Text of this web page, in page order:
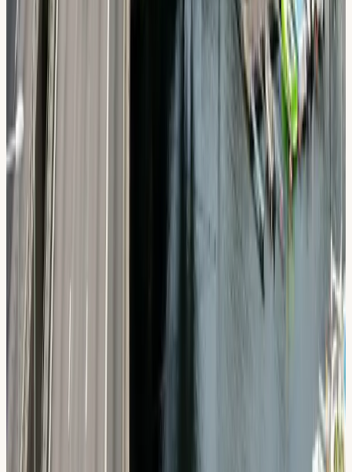
Flemingsberg
Undervisades på arabiska vilket hjälpte enormt. Kände
mig trygg från dag ett.
Amira K.
Älvsjö
4,8 / 5 baserat på 567 Google-recensioner
Angränsande områden
Körskola i området kring Flemingsberg
Körkort i
Körkort i
Körkort i
Körkort i
Vanliga frågor